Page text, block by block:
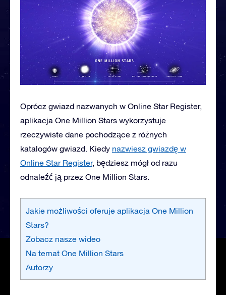
Oprócz gwiazd nazwanych w Online Star Register,
aplikacja One Million Stars wykorzystuje
rzeczywiste dane pochodzące z różnych
katalogów gwiazd. Kiedy nazwiesz gwiazdę w
Online Star Register, będziesz mógł od razu
odnaleźć ją przez One Million Stars.
Jakie możliwości oferuje aplikacja One Million
Stars?
Zobacz nasze wideo
Na temat One Million Stars
Autorzy